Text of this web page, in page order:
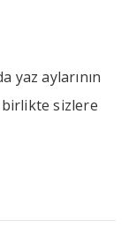
yaz aylarının
birlikte sizlere